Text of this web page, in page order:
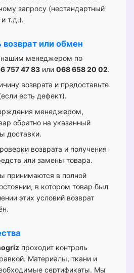
запросу (нестандартный
т.д.).
или обмен
нашим менеджером по
757 47 83 или 068 658 20 02.
возврата и предоставьте
есть дефект).
менеджером,
обратно на указанный
доставки.
возврата и получения
или замены товара.
принимаются в полной
в котором товар был
этих условий возврат
проходит контроль
Материалы, ткани и
сертификаты. Мы